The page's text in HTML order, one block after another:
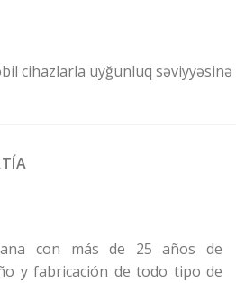
cihazlarla uyğunluq səviyyəsinə
con más de 25 años de
y fabricación de todo tipo de